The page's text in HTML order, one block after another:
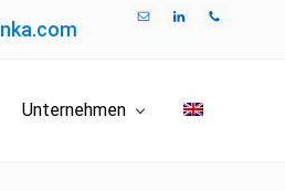
Unternehmen